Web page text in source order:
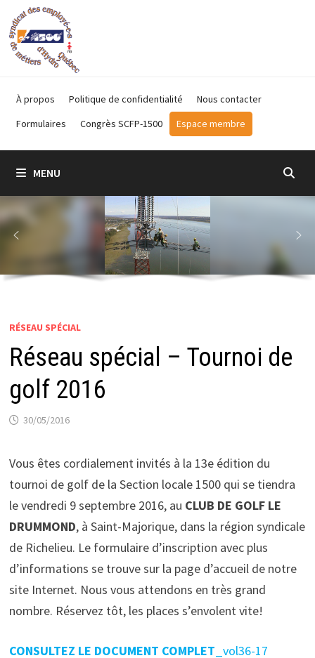
Passer
au
contenu
À propos Politique de confidentialité
Nous contacter
Formulaires
Congrès SCFP-1500 Espace membre
MENU
RÉSEAU SPÉCIAL
Réseau spécial – Tournoi de
golf 2016
30/05/2016
Vous êtes cordialement invités à la 13e édition du
tournoi de golf de la Section locale 1500 qui se tiendra
le vendredi 9 septembre 2016, au CLUB DE GOLF LE
DRUMMOND, à Saint-Majorique, dans la région syndicale
de Richelieu. Le formulaire d’inscription avec plus
d’informations se trouve sur la page d’accueil de notre
site Internet. Nous vous attendons en très grand
nombre. Réservez tôt, les places s’envolent vite!
CONSULTEZ LE DOCUMENT COMPLET _vol36-17